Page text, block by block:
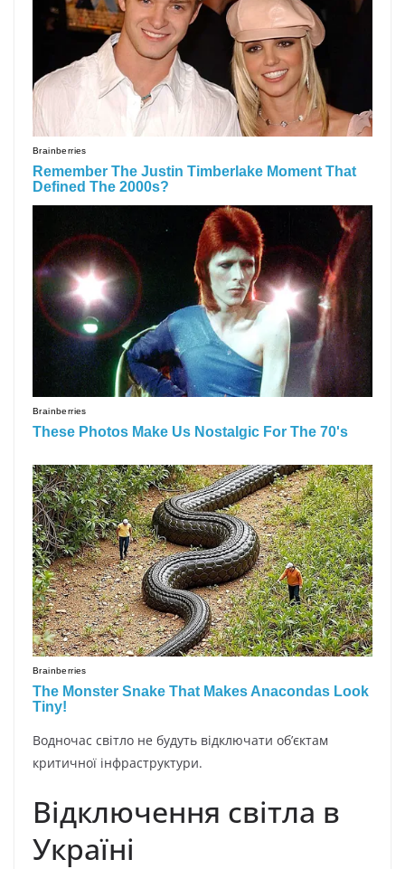
Водночас світло не будуть відключати об’єктам
критичної інфраструктури.
Відключення світла в
Україні